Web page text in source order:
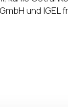
und IGEL